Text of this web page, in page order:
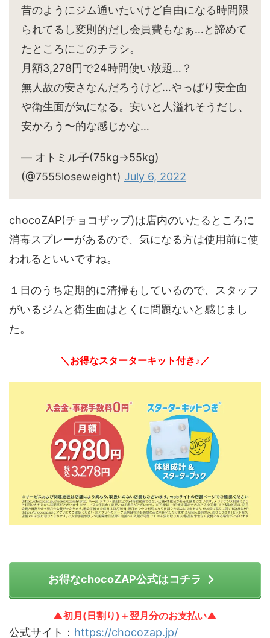
昔のようにジム通いたいけど自由になる時間限
られてるし変則的だし会員費もなぁ…と諦めて
たところにこのチラシ。
月額3,278円で24時間使い放題…？
無人故の安さなんだろうけど…やっぱり安全面
や衛生面が気になる。安いと人溢れそうだし、
安かろう〜的な感じかな…
— オトミル子(75kg→55kg)
(@7555loseweight) July 6, 2022
chocoZAP(チョコザップ)は店内のいたるところに
消毒スプレーがあるので、気になる方は使用前に使
われるといいですね。
１日のうち定期的に清掃もしているので、スタッフ
がいるジムと衛生面はとくに問題ないと感じまし
た。
＼お得なスターターキット付き♪／
お得なchocoZAP公式はコチラ
▲初月(日割り)＋翌月分のお支払い▲
公式サイト： https://chocozap.jp/